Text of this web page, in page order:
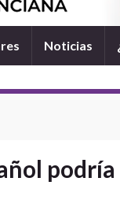
Noticias